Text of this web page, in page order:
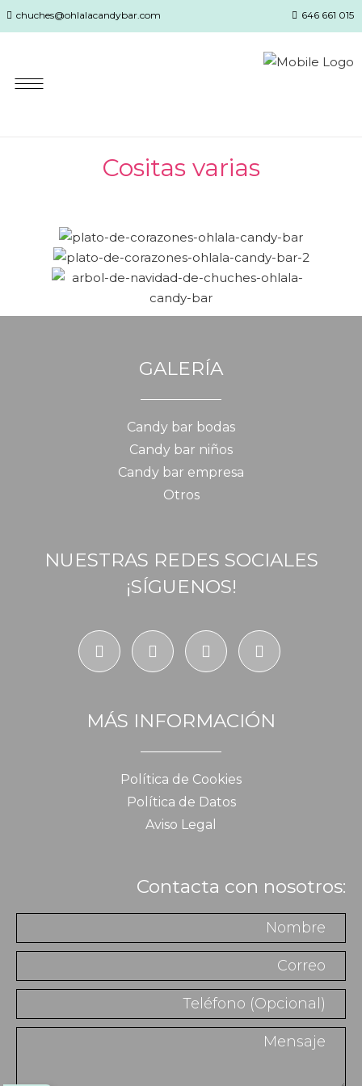
chuches@ohlalacandybar.com 646 661 015
Cositas varias
GALERÍA
Candy bar bodas
Candy bar niños
Candy bar empresa
Otros
NUESTRAS REDES SOCIALES
¡SÍGUENOS!
MÁS INFORMACIÓN
Política de Cookies
Política de Datos
Aviso Legal
Contacta con nosotros: